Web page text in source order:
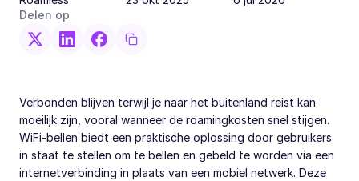
Delen op
Verbonden blijven terwijl je naar het buitenland reist kan
moeilijk zijn, vooral wanneer de roamingkosten snel stijgen.
WiFi-bellen biedt een praktische oplossing door gebruikers
in staat te stellen om te bellen en gebeld te worden via een
internetverbinding in plaats van een mobiel netwerk. Deze